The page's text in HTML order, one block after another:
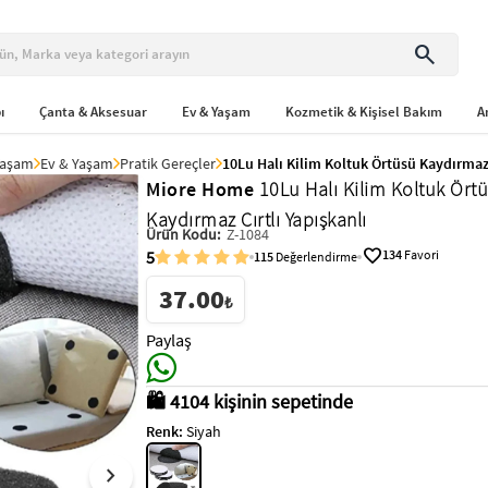
search
Çanta & Aksesuar Ev & Yaşam Kozmetik & Kişisel Bakım
Ev & Yaşam Pratik Gereçler 10Lu Halı Kilim Koltuk Örtüsü Kaydırmaz
chevron_right
Miore Home 10Lu Halı Kilim Koltuk
Kaydırmaz Cırtlı Yapışkanlı
Ürün Kodu: Z-1084
5 115 Değerlendirme favorite134 Favori
37.00₺
Paylaş
🛍️ 4104 kişinin sepetinde
Renk: Siyah